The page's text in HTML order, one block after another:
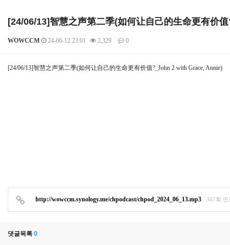
[24/06/13]智慧之声第二季(如何让自己的生命更有价
WOWCCM 24-06-12 23:01 2,329 0
본문
[24/06/13]智慧之声第二季(如何让自己的生命更有价值?_John 2 with Grace, Annie)
http://wowccm.synology.me/chpodcast/chpod_2024_06_13.mp3 307회 연
댓글목록 0